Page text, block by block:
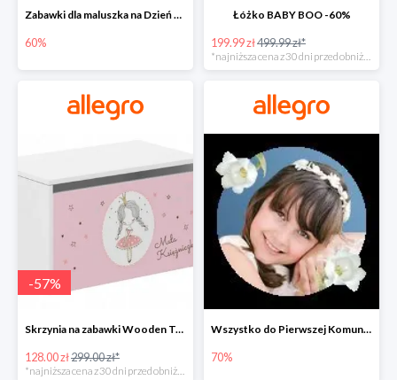
Zabawki dla maluszka na Dzień Dziecka na Allegro do -60%
60%
Łóżko BABY BOO -60%
199.99 zł499.99 zł*
*najniższa cena z 30 dni przed obniżką
-57%
Skrzynia na zabawki Wooden Toys -57%
128.00 zł299.00 zł*
Wszystko do Pierwszej Komunii na Allegro do -70%
70%